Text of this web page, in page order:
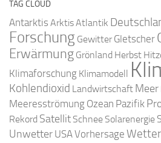
TAG CLOUD
Antarktis Arktis Atlantik
Forschung Gewitter Gletscher
Erwärmung Grönland Herbst
Klimaforschung Klimamodell
Kohlendioxid Landwirtschaft Meer
Meeresströmung Ozean Pazifik
Rekord Satellit Schnee Solarenergie
Unwetter USAVorhersage Wetter